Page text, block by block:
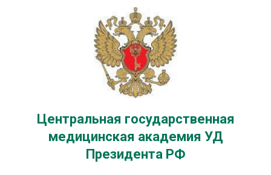
Центральная государственная
медицинская академия УД
Президента РФ